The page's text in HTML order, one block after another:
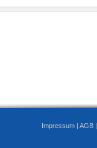
Impressum | AGB